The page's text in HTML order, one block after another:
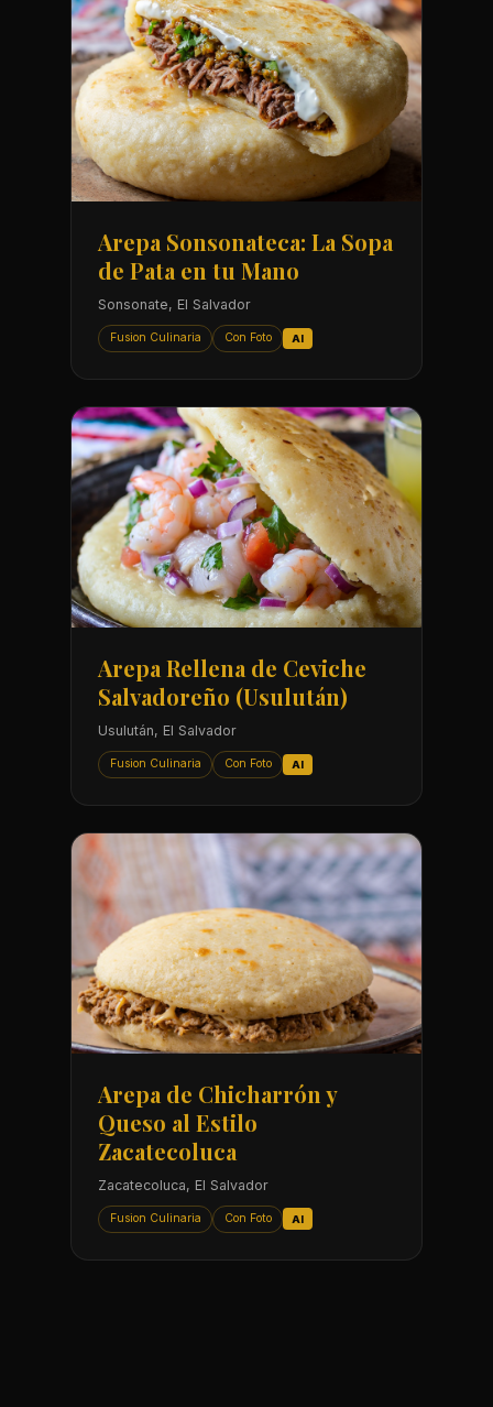
Arepa Sonsonateca: La Sopa
de Pata en tu Mano
Sonsonate, El Salvador
Fusion Culinaria Con Foto AI
Arepa Rellena de Ceviche
Salvadoreño (Usulután)
Usulután, El Salvador
Fusion Culinaria Con Foto AI
Arepa de Chicharrón y
Queso al Estilo
Zacatecoluca
Zacatecoluca, El Salvador
Fusion Culinaria Con Foto AI